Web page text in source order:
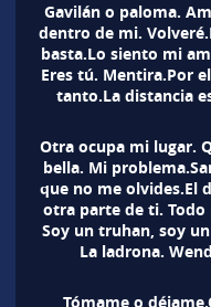
Gavilán o paloma.
dentro de mi.
basta.Lo siento mi
Eres tú. Mentira.Por
tanto.La distancia
Otra ocupa mi lugar.
bella. Mi
que no me olvides.El
otra parte de ti. Todo
Soy un truhan, soy
La ladrona.
Tómame o